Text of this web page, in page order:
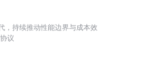
，持续推动性能边界与成本效
议